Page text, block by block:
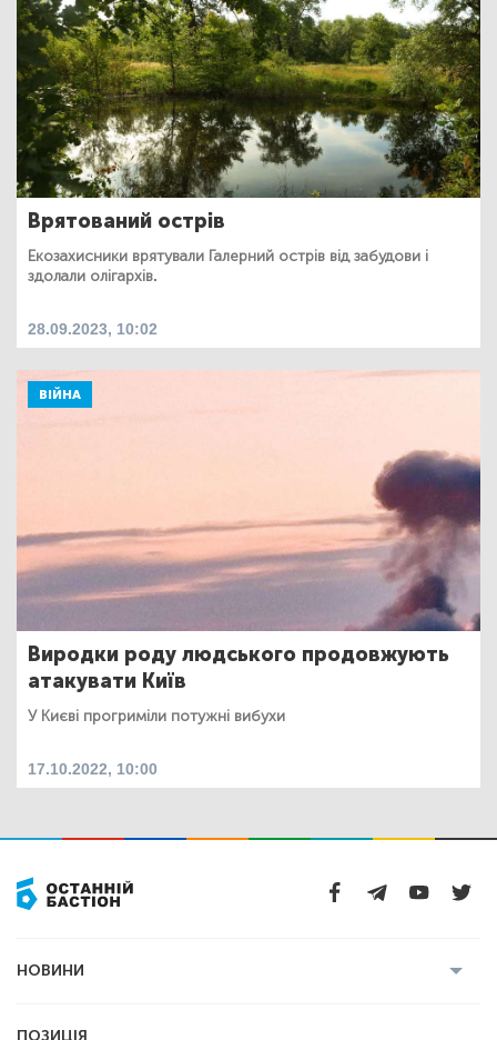
Врятований острів
Екозахисники врятували Галерний острів від забудови і
здолали олігархів.
28.09.2023, 10:02
ВІЙНА
Виродки роду людського продовжують
атакувати Київ
У Києві прогриміли потужні вибухи
17.10.2022, 10:00
НОВИНИ
ПОЗИЦІЯ